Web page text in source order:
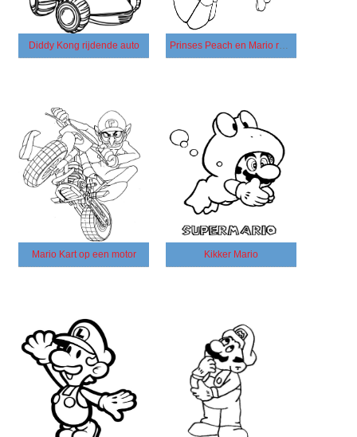
Diddy Kong rijdende auto Prinses Peach en Mario rennen
Mario Kart op een motor Kikker Mario